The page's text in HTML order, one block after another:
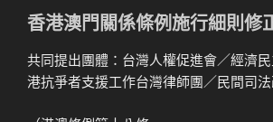
香港澳門關係條例施行細則修
共同提出團體：台灣人權促進會／經濟
港抗爭者支援工作台灣律師團／民間司